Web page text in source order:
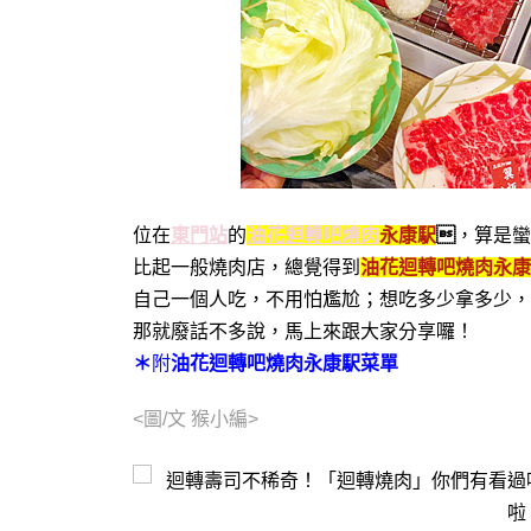
位在東門站的油花迴轉吧燒肉永康駅，算是
比起一般燒肉店，總覺得到 油花迴轉吧燒肉永
自己一個人吃，不用怕尷尬；想吃多少拿多少
那就廢話不多說，馬上來跟大家分享囉！
＊ 附油花迴轉吧燒肉永康駅菜單
<圖/文 猴小編>